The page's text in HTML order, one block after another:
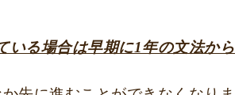
いる場合は早期に1年の文法から